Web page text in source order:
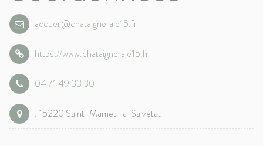
accueil@chataigneraie15.fr
https://www.chataigneraie15.fr
04 71 49 33 30
, 15220 Saint-Mamet-la-Salvetat